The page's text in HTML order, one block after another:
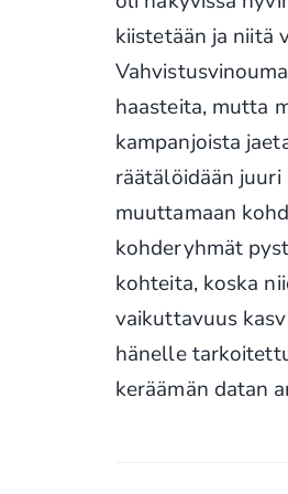
kiistetään ja niitä
haasteita, mutta
kampanjoista
räätälöidään
muuttamaan
kohderyhmät
kohteita, koska
vaikuttavuus
hänelle
keräämän datan